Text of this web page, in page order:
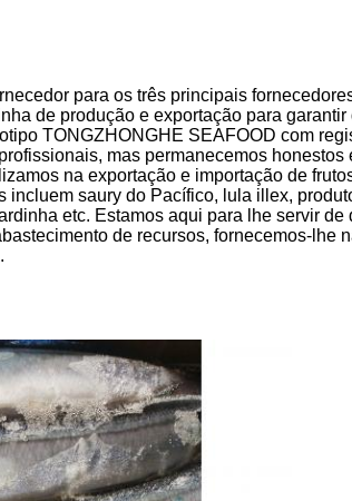
para os três principais
de produção e exportação para
TONGZHONGHE SEAFOOD com
mas permanecemos honestos
na exportação e importação de
saury do Pacífico, lula illex,
etc. Estamos aqui para lhe servir de
de recursos, fornecemos-lhe